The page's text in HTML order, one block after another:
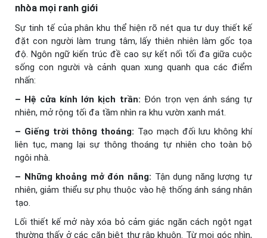
nhòa mọi ranh giới
Sự tinh tế của phân khu thể hiện rõ nét qua tư duy thiết kế
đặt con người làm trung tâm, lấy thiên nhiên làm gốc tọa
độ. Ngôn ngữ kiến trúc đề cao sự kết nối tối đa giữa cuộc
sống con người và cảnh quan xung quanh qua các điểm
nhấn:
– Hệ cửa kính lớn kịch trần: Đón trọn vẹn ánh sáng tự
nhiên, mở rộng tối đa tầm nhìn ra khu vườn xanh mát.
– Giếng trời thông thoáng: Tạo mạch đối lưu không khí
liên tục, mang lại sự thông thoáng tự nhiên cho toàn bộ
ngôi nhà.
– Những khoảng mở đón nắng: Tận dụng năng lượng tự
nhiên, giảm thiểu sự phụ thuộc vào hệ thống ánh sáng nhân
tạo.
Lối thiết kế mở này xóa bỏ cảm giác ngăn cách ngột ngạt
thường thấy ở các căn biệt thự rập khuôn. Từ mọi góc nhìn,